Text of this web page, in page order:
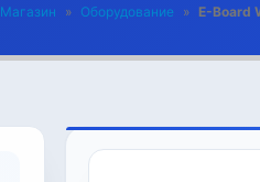
Магазин » Оборудование » E-Board